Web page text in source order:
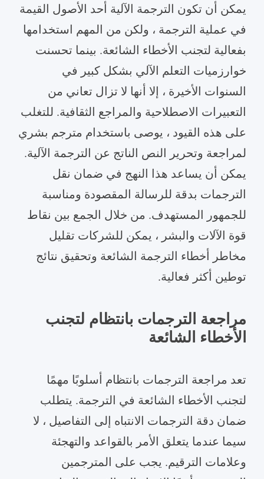
يمكن أن تكون الترجمة الآلية أحد الأصول القيمة
في عملية الترجمة ، ولكن من المهم استخدامها
بفعالية لتجنب الأخطاء الشائعة. بينما تحسنت
خوارزميات التعلم الآلي بشكل كبير في
السنوات الأخيرة ، إلا أنها لا تزال تعاني من
التعبيرات الاصطلاحية والمراجع الثقافية. للتغلب
على هذه القيود ، يوصى باستخدام مترجم بشري
لمراجعة وتحرير النص الناتج عن الترجمة الآلية.
يمكن أن يساعد هذا النهج في ضمان نقل
الترجمات بدقة للرسالة المقصودة ومناسبة
للجمهور المستهدف. من خلال الجمع بين نقاط
قوة الآلات والبشر ، يمكن للشركات تقليل
مخاطر أخطاء الترجمة الشائعة وتحقيق نتائج
توطين أكثر فعالية.
مراجعة الترجمات بانتظام لتجنب
الأخطاء الشائعة
تعد مراجعة الترجمات بانتظام أسلوبًا مهمًا
لتجنب الأخطاء الشائعة في الترجمة. يتطلب
ضمان دقة الترجمات الانتباه إلى التفاصيل ، لا
سيما عندما يتعلق الأمر بالقواعد والتهجئة
وعلامات الترقيم. يجب على المترجمين